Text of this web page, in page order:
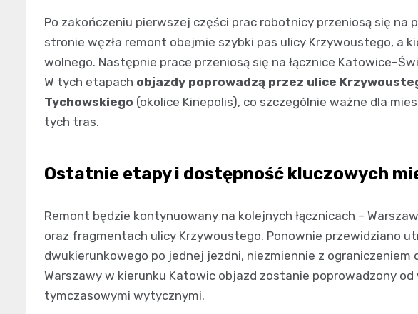
Po zakończeniu pierwszej części prac robotnicy przeniosą się na
stronie węzła remont obejmie szybki pas ulicy Krzywoustego, a
wolnego. Następnie prace przeniosą się na łącznice
W tych etapach objazdy poprowadzą przez ulice
Tychowskiego (okolice Kinepolis), co szczególnie ważne dla
tych tras.
Ostatnie etapy i dostępność kluczowych
Remont będzie kontynuowany na kolejnych łącznicach –
oraz fragmentach ulicy Krzywoustego. Ponownie przewidziano
dwukierunkowego po jednej jezdni, niezmiennie z ograniczeniem
Warszawy w kierunku Katowic objazd zostanie poprowadzony od
tymczasowymi wytycznymi.